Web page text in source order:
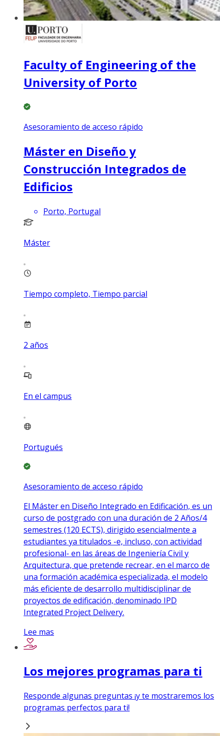
Faculty of Engineering of the
University of Porto
Asesoramiento de acceso rápido
Máster en Diseño y
Construcción Integrados de
Edificios
Porto, Portugal
Máster
Tiempo completo, Tiempo parcial
2 años
En el campus
Portugués
Asesoramiento de acceso rápido
El Máster en Diseño Integrado en Edificación, es un
curso de postgrado con una duración de 2 Años/4
semestres (120 ECTS), dirigido esencialmente a
estudiantes ya titulados -e, incluso, con actividad
profesional- en las áreas de Ingeniería Civil y
Arquitectura, que pretende recrear, en el marco de
una formación académica especializada, el modelo
más eficiente de desarrollo multidisciplinar de
proyectos de edificación, denominado IPD
Integrated Project Delivery.
Lee mas
Los mejores programas para ti
Responde algunas preguntas ¡y te mostraremos los
programas perfectos para ti!